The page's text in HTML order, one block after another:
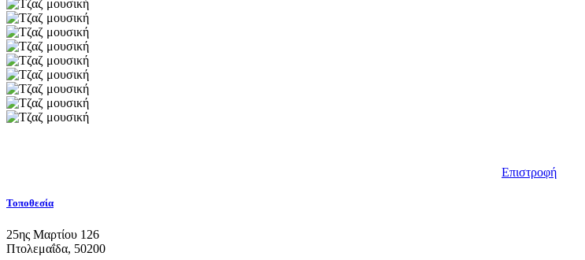
Επιστροφή
Τοποθεσία
25ης Μαρτίου 126
Πτολεμαΐδα, 50200